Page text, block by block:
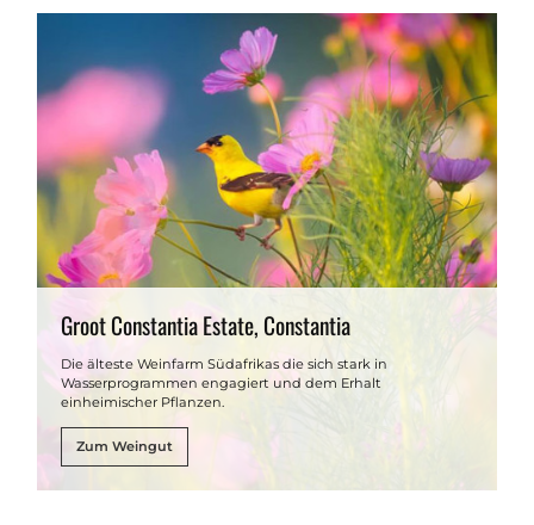
Groot Constantia Estate, Constantia
Die älteste Weinfarm Südafrikas die sich stark in
Wasserprogrammen engagiert und dem Erhalt
einheimischer Pflanzen.
Zum Weingut